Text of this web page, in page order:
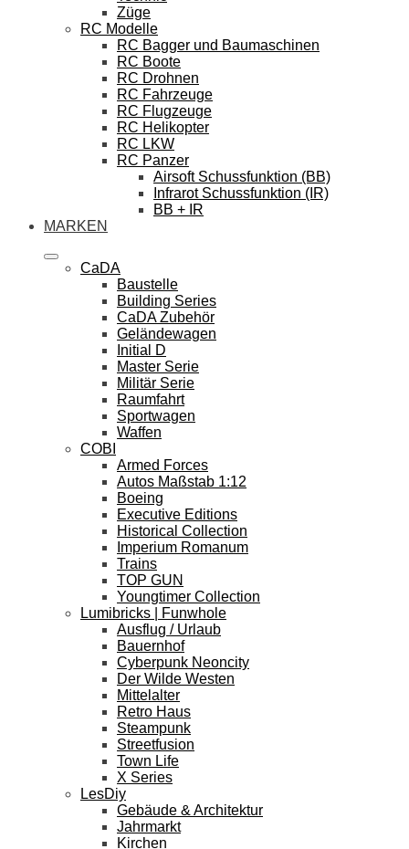
Züge
RC Modelle
RC Bagger und Baumaschinen
RC Boote
RC Drohnen
RC Fahrzeuge
RC Flugzeuge
RC Helikopter
RC LKW
RC Panzer
Airsoft Schussfunktion (BB)
Infrarot Schussfunktion (IR)
BB + IR
MARKEN
CaDA
Baustelle
Building Series
CaDA Zubehör
Geländewagen
Initial D
Master Serie
Militär Serie
Raumfahrt
Sportwagen
Waffen
COBI
Armed Forces
Autos Maßstab 1:12
Boeing
Executive Editions
Historical Collection
Imperium Romanum
Trains
TOP GUN
Youngtimer Collection
Lumibricks | Funwhole
Ausflug / Urlaub
Bauernhof
Cyberpunk Neoncity
Der Wilde Westen
Mittelalter
Retro Haus
Steampunk
Streetfusion
Town Life
X Series
LesDiy
Gebäude & Architektur
Jahrmarkt
Kirchen